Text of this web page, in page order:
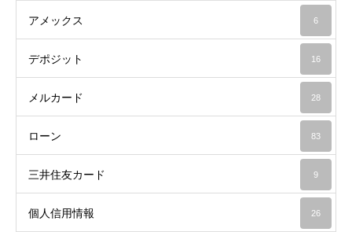
アメックス 6
デポジット 16
メルカード 28
ローン 83
三井住友カード 9
個人信用情報 26